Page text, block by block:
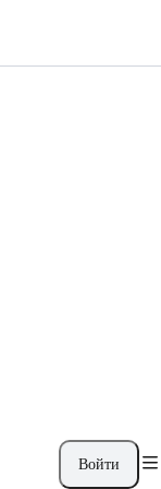
Войти